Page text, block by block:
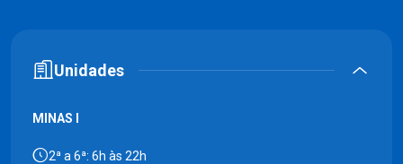
Unidades
MINAS I
2ª a 6ª: 6h às 22h